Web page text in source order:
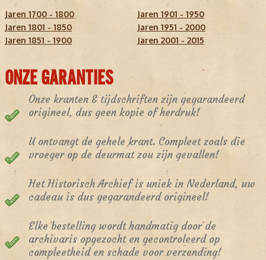
Jaren 1700 - 1800
Jaren 1801 - 1850
Jaren 1851 - 1900
Jaren 1901 - 1950
Jaren 1951 - 2000
Jaren 2001 - 2015
ONZE GARANTIES
Onze kranten & tijdschriften zijn gegarandeerd
origineel, dus geen kopie of herdruk!
U ontvangt de gehele krant. Compleet zoals die
vroeger op de deurmat zou zijn gevallen!
Het Historisch Archief is uniek in Nederland, uw
cadeau is dus gegarandeerd origineel!
Elke bestelling wordt handmatig door de
archivaris opgezocht en gecontroleerd op
compleetheid en schade voor verzending!